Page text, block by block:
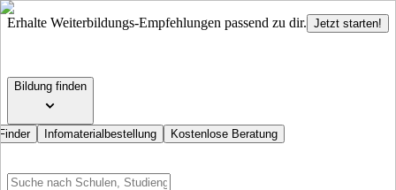
Erhalte Weiterbildungs-Empfehlungen passend zu dir. Jetzt starten!
Bildung finden
Infomaterialbestellung Kostenlose Beratung